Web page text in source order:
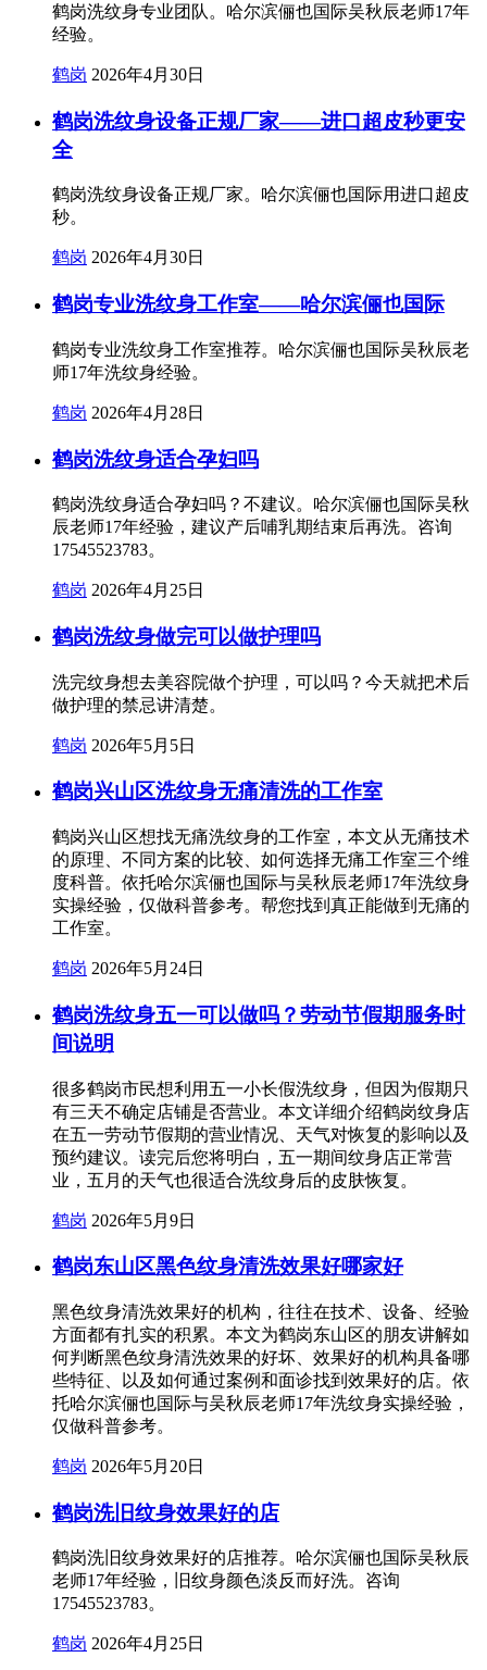
鹤岗洗纹身专业团队。哈尔滨俪也国际吴秋辰老师17年
经验。
鹤岗 2026年4月30日
鹤岗洗纹身设备正规厂家——进口超皮秒更安
全
鹤岗洗纹身设备正规厂家。哈尔滨俪也国际用进口超皮
秒。
鹤岗 2026年4月30日
鹤岗专业洗纹身工作室——哈尔滨俪也国际
鹤岗专业洗纹身工作室推荐。哈尔滨俪也国际吴秋辰老
师17年洗纹身经验。
鹤岗 2026年4月28日
鹤岗洗纹身适合孕妇吗
鹤岗洗纹身适合孕妇吗？不建议。哈尔滨俪也国际吴秋
辰老师17年经验，建议产后哺乳期结束后再洗。咨询
17545523783。
鹤岗 2026年4月25日
鹤岗洗纹身做完可以做护理吗
洗完纹身想去美容院做个护理，可以吗？今天就把术后
做护理的禁忌讲清楚。
鹤岗 2026年5月5日
鹤岗兴山区洗纹身无痛清洗的工作室
鹤岗兴山区想找无痛洗纹身的工作室，本文从无痛技术
的原理、不同方案的比较、如何选择无痛工作室三个维
度科普。依托哈尔滨俪也国际与吴秋辰老师17年洗纹身
实操经验，仅做科普参考。帮您找到真正能做到无痛的
工作室。
鹤岗 2026年5月24日
鹤岗洗纹身五一可以做吗？劳动节假期服务时
间说明
很多鹤岗市民想利用五一小长假洗纹身，但因为假期只
有三天不确定店铺是否营业。本文详细介绍鹤岗纹身店
在五一劳动节假期的营业情况、天气对恢复的影响以及
预约建议。读完后您将明白，五一期间纹身店正常营
业，五月的天气也很适合洗纹身后的皮肤恢复。
鹤岗 2026年5月9日
鹤岗东山区黑色纹身清洗效果好哪家好
黑色纹身清洗效果好的机构，往往在技术、设备、经验
方面都有扎实的积累。本文为鹤岗东山区的朋友讲解如
何判断黑色纹身清洗效果的好坏、效果好的机构具备哪
些特征、以及如何通过案例和面诊找到效果好的店。依
托哈尔滨俪也国际与吴秋辰老师17年洗纹身实操经验，
仅做科普参考。
鹤岗 2026年5月20日
鹤岗洗旧纹身效果好的店
鹤岗洗旧纹身效果好的店推荐。哈尔滨俪也国际吴秋辰
老师17年经验，旧纹身颜色淡反而好洗。咨询
17545523783。
鹤岗 2026年4月25日